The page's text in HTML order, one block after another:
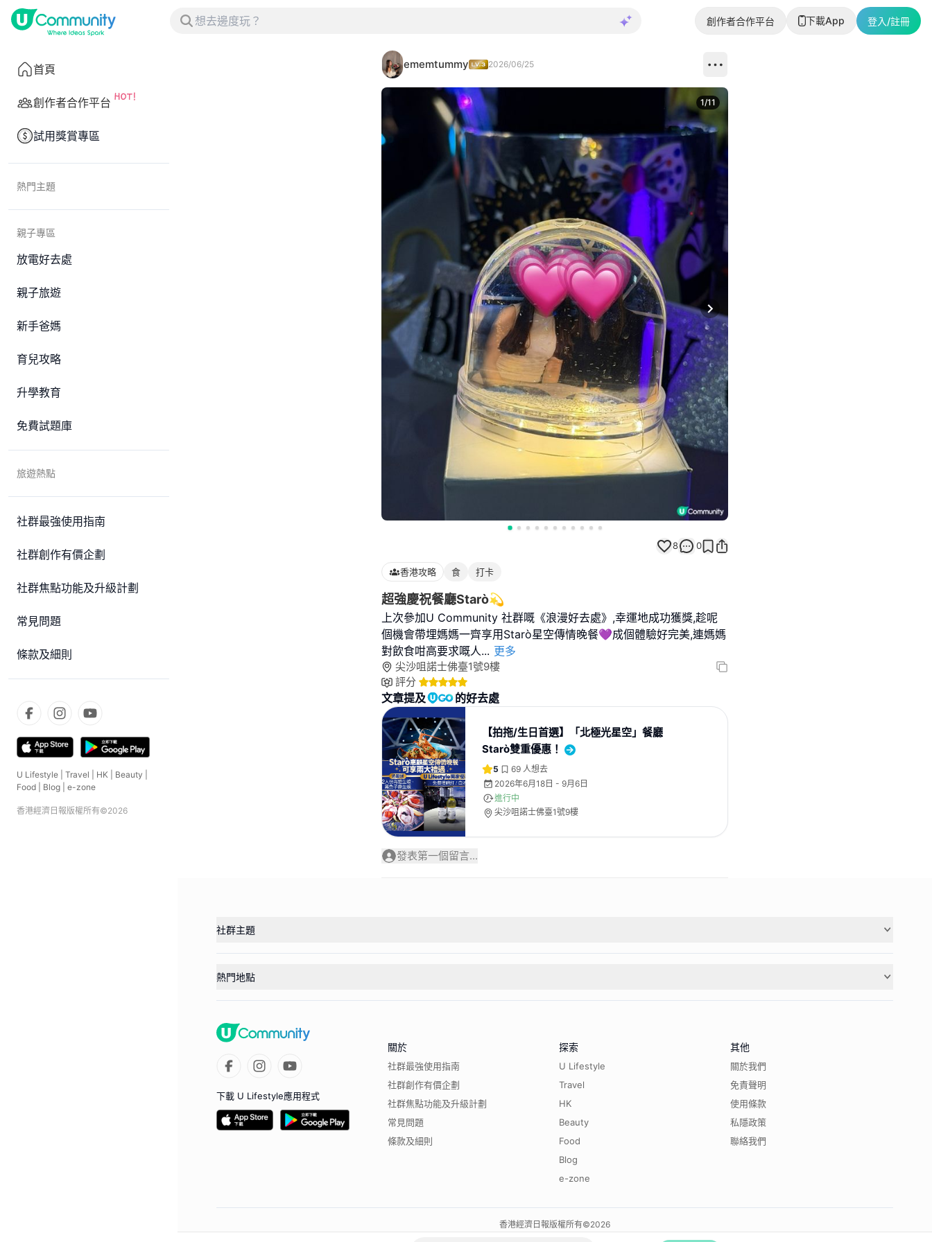
創作者合作平台 下載App 登入/註冊
首頁
創作者合作平台
試用獎賞專區
熱門主題
親子專區
放電好去處
親子旅遊
新手爸媽
育兒攻略
升學教育
免費試題庫
旅遊熱點
社群最強使用指南
社群創作有價企劃
社群焦點功能及升級計劃
常見問題
條款及細則
U Lifestyle Travel HK Beauty
Food
Blog e-zone
香港經濟日報版權所有©2026
ememtummy 2026/06/25
Next slide
1/11
8 0
香港攻略 食 打卡
超強慶祝餐廳Starò💫
上次參加U Community 社群嘅《浪漫好去處》,幸運地成功獲獎,趁呢
個機會帶埋媽媽一齊享用Starò星空傳情晚餐💜成個體驗好完美,連媽媽
對飲食咁高要求嘅人... 更多
尖沙咀諾士佛臺1號9樓
評分
文章提及 的好去處
【拍拖/生日首選】「北極光星空」餐廳
Starò雙重優惠！
5 69 人想去
2026年6月18日 - 9月6日
進行中
尖沙咀諾士佛臺1號9樓
發表第一個留言...
社群主題
熱門地點
下載 U Lifestyle應用程式
關於
社群最強使用指南
社群創作有價企劃
社群焦點功能及升級計劃
常見問題
條款及細則
探索
U Lifestyle
Travel
HK
Beauty
Food
Blog
e-zone
其他
關於我們
免責聲明
使用條款
私隱政策
聯絡我們
香港經濟日報版權所有©2026